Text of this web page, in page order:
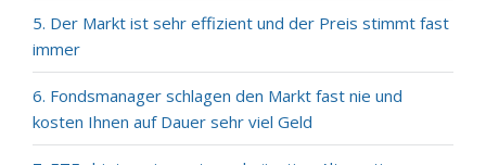
5. Der Markt ist sehr effizient und der Preis stimmt fast
immer
6. Fondsmanager schlagen den Markt fast nie und
kosten Ihnen auf Dauer sehr viel Geld